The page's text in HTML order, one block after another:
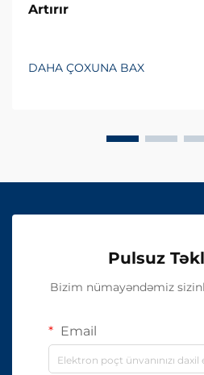
Artırır
DAHA ÇOXUNA BAX
Pulsuz
Bizim nümayəndəmiz
Email